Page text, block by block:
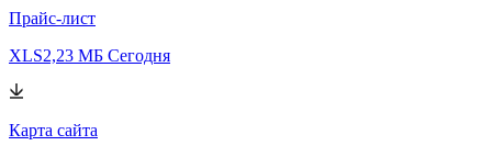
Прайс-лист
XLS2,23 МБ Сегодня
Карта сайта